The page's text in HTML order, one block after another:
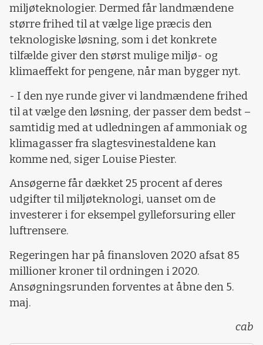
miljøteknologier. Dermed får landmændene
større frihed til at vælge lige præcis den
teknologiske løsning, som i det konkrete
tilfælde giver den størst mulige miljø- og
klimaeffekt for pengene, når man bygger nyt.
- I den nye runde giver vi landmændene frihed
til at vælge den løsning, der passer dem bedst –
samtidig med at udledningen af ammoniak og
klimagasser fra slagtesvinestaldene kan
komme ned, siger Louise Piester.
Ansøgerne får dækket 25 procent af deres
udgifter til miljøteknologi, uanset om de
investerer i for eksempel gylleforsuring eller
luftrensere.
Regeringen har på finansloven 2020 afsat 85
millioner kroner til ordningen i 2020.
Ansøgningsrunden forventes at åbne den 5.
maj.
cab